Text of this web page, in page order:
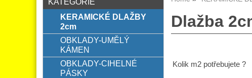
Dlažba
Kolik m2 potřebujete ?
KERAMICKÉ DLAŽBY
2cm
OBKLADY-UMĚLÝ
KÁMEN
OBKLADY-CIHELNÉ
PÁSKY